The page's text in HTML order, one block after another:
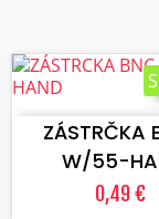
VLOŽIŤ DO
ZÁSTRČKA
W/55-
0,49 €